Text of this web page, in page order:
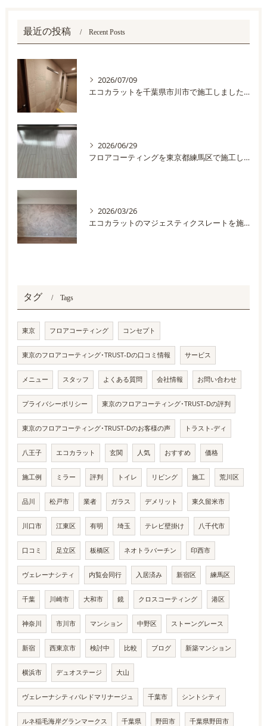
最近の投稿 Recent Posts
2026/07/09
エコカラットを千葉県市川市で施工しました。
2026/06/29
フロアコーティングを東京都練馬区で施工しました
2026/03/26
エコカラットのマジェスティクスレートを施工しました
タグ Tags
東京 フロアコーティング コンセプト
東京のフロアコーティング･TRUST-Dの口コミ情報 サービス
メニュー スタッフ よくある質問 会社情報 お問い合わせ
プライバシーポリシー 東京のフロアコーティング･TRUST-Dの評判
東京のフロアコーティング･TRUST-Dのお客様の声 トラスト-ディ
八王子 エコカラット 玄関 人気 おすすめ 価格
施工例 ミラー 評判 トイレ リビング 施工 荒川区
品川 松戸市 業者 ガラス デメリット 東久留米市
川口市 江東区 有明 埼玉 テレビ壁掛け 八千代市
口コミ 足立区 板橋区 ネオトラバーチン 印西市
ヴェレーナシティ 内覧会同行 入居済み 新宿区 練馬区
千葉 川崎市 大和市 鏡 クロスコーティング 港区
神奈川 市川市 マンション 中野区 ストーングレース
新宿 西東京市 検討中 比較 ブログ 新築マンション
横浜市 デュオステージ 大山
ヴェレーナシティパレドマリナージュ 千葉市 シントシティ
ルネ稲毛海岸グランマークス 千葉県 野田市 千葉県野田市